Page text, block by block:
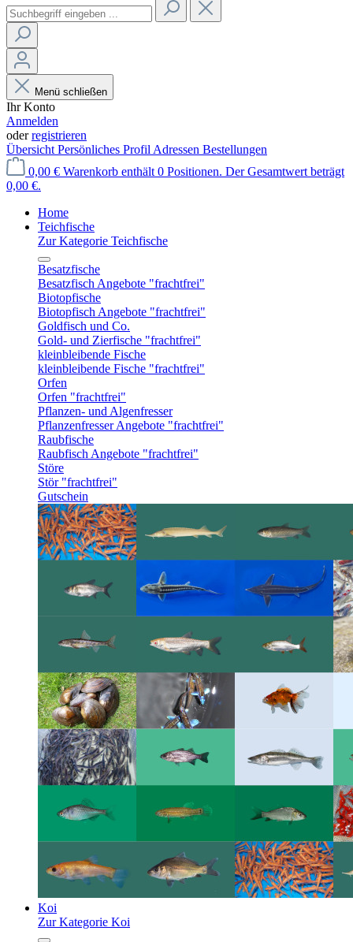
Menü schließen
Ihr Konto
Anmelden
oderregistrieren
Übersicht Persönliches Profil Adressen Bestellungen
0,00 € Warenkorb enthält 0 Positionen. Der Gesamtwert beträgt
0,00 €.
Home
Teichfische
Zur Kategorie Teichfische
Besatzfische
Besatzfisch Angebote "frachtfrei"
Biotopfische
Biotopfisch Angebote "frachtfrei"
Goldfisch und Co.
Gold- und Zierfische "frachtfrei"
kleinbleibende Fische
kleinbleibende Fische "frachtfrei"
Orfen
Orfen "frachtfrei"
Pflanzen- und Algenfresser
Pflanzenfresser Angebote "frachtfrei"
Raubfische
Raubfisch Angebote "frachtfrei"
Störe
Stör "frachtfrei"
Gutschein
Koi
Zur Kategorie Koi